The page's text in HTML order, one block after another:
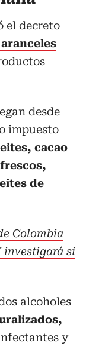
el decreto
desde
impuesto
cacao
de
Colombia
investigará si
alcoholes
y